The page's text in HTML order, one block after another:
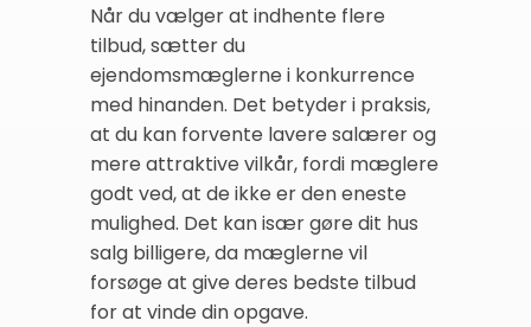
Når du vælger at indhente flere
tilbud, sætter du
ejendomsmæglerne i konkurrence
med hinanden. Det betyder i praksis,
at du kan forvente lavere salærer og
mere attraktive vilkår, fordi mæglere
godt ved, at de ikke er den eneste
mulighed. Det kan især gøre dit hus
salg billigere, da mæglerne vil
forsøge at give deres bedste tilbud
for at vinde din opgave.